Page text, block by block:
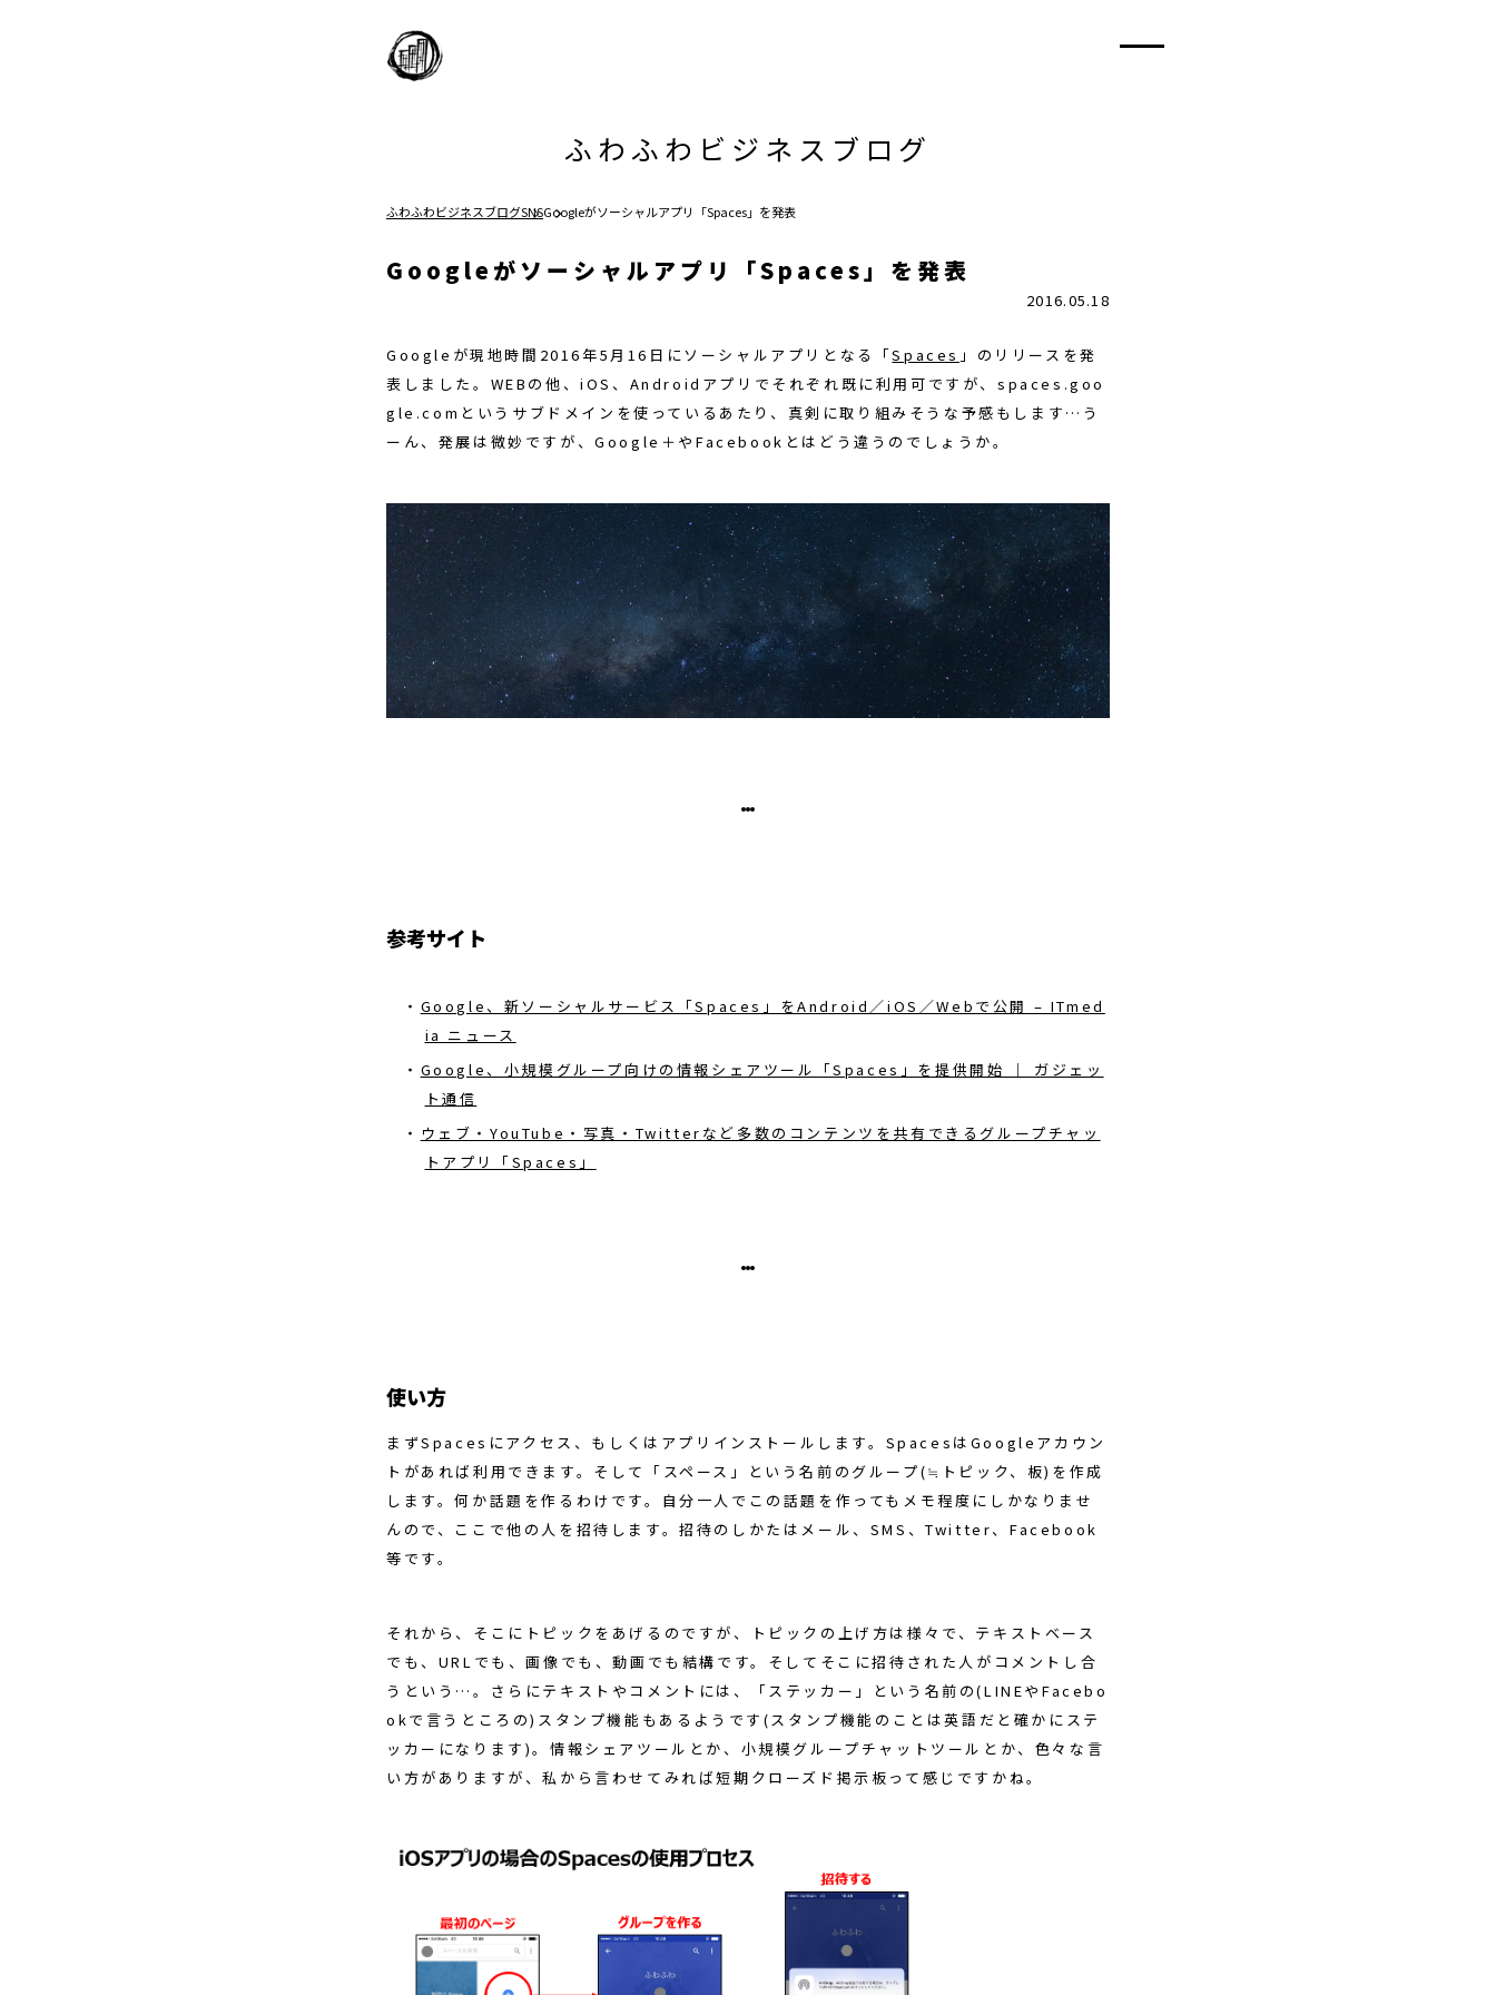
ふわふわビジネスブログ
ふわふわビジネスブログSNSGoogleがソーシャルアプリ「Spaces」を発表
Googleがソーシャルアプリ「Spaces」を発表
2016.05.18
Googleが現地時間2016年5月16日にソーシャルアプリとなる「Spaces 」のリリースを発
表しました。WEBの他、iOS、Androidアプリでそれぞれ既に利用可ですが、spaces.goo
gle.comというサブドメインを使っているあたり、真剣に取り組みそうな予感もします…う
ーん、発展は微妙ですが、Google＋やFacebookとはどう違うのでしょうか。
参考サイト
Google、新ソーシャルサービス「Spaces」をAndroid／iOS／Webで公開 – ITmed
ia ニュース
Google、小規模グループ向けの情報シェアツール「Spaces」を提供開始 ｜ ガジェッ
ト通信
ウェブ・YouTube・写真・Twitterなど多数のコンテンツを共有できるグループチャッ
トアプリ「Spaces」
使い方
まずSpacesにアクセス、もしくはアプリインストールします。SpacesはGoogleアカウン
トがあれば利用できます。そして「スペース」という名前のグループ(≒トピック、板)を作成
します。何か話題を作るわけです。自分一人でこの話題を作ってもメモ程度にしかなりませ
んので、ここで他の人を招待します。招待のしかたはメール、SMS、Twitter、Facebook
等です。
それから、そこにトピックをあげるのですが、トピックの上げ方は様々で、テキストベース
でも、URLでも、画像でも、動画でも結構です。そしてそこに招待された人がコメントし合
うという…。さらにテキストやコメントには、「ステッカー」という名前の(LINEやFacebo
okで言うところの)スタンプ機能もあるようです(スタンプ機能のことは英語だと確かにステ
ッカーになります)。情報シェアツールとか、小規模グループチャットツールとか、色々な言
い方がありますが、私から言わせてみれば短期クローズド掲示板って感じですかね。